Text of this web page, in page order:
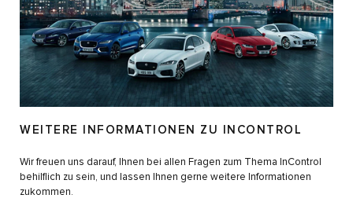
WEITERE INFORMATIONEN ZU INCONTROL
Wir freuen uns darauf, Ihnen bei allen Fragen zum Thema InControl
behilflich zu sein, und lassen Ihnen gerne weitere Informationen
zukommen.